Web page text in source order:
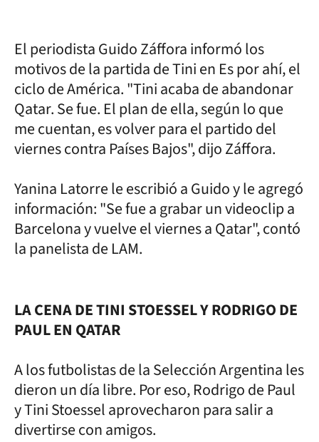
El periodista Guido Záffora informó los
motivos de la partida de Tini en Es por ahí, el
ciclo de América. "Tini acaba de abandonar
Qatar. Se fue. El plan de ella, según lo que
me cuentan, es volver para el partido del
viernes contra Países Bajos", dijo Záffora.
Yanina Latorre le escribió a Guido y le agregó
información: "Se fue a grabar un videoclip a
Barcelona y vuelve el viernes a Qatar", contó
la panelista de LAM.
LA CENA DE TINI STOESSEL Y RODRIGO DE
PAUL EN QATAR
A los futbolistas de la Selección Argentina les
dieron un día libre. Por eso, Rodrigo de Paul
y Tini Stoessel aprovecharon para salir a
divertirse con amigos.